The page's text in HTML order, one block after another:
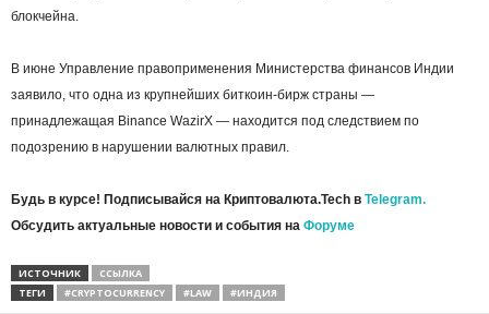
блокчейна.
В июне Управление правоприменения Министерства финансов Индии
заявило, что одна из крупнейших биткоин-бирж страны —
принадлежащая Binance WazirX — находится под следствием по
подозрению в нарушении валютных правил.
Будь в курсе! Подписывайся на Криптовалюта.Tech в Telegram.
Обсудить актуальные новости и события на Форуме
ИСТОЧНИК
ССЫЛКА
ТЕГИ
#CRYPTOCURRENCY #LAW #ИНДИЯ